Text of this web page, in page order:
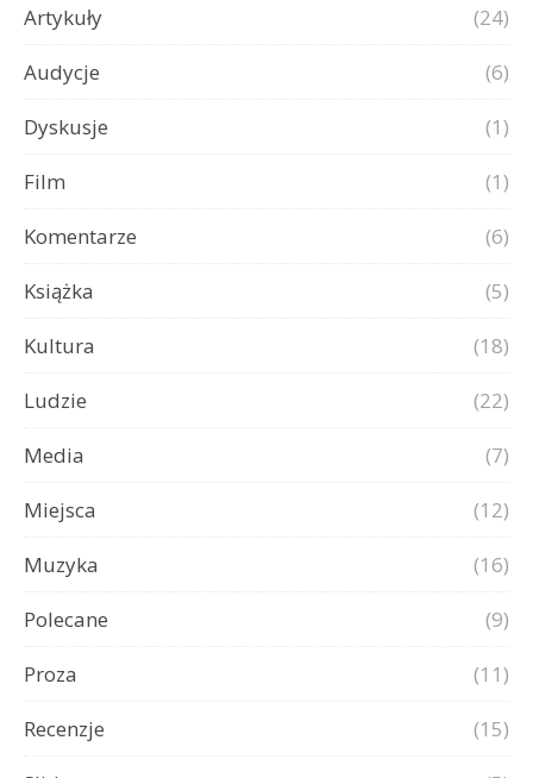
Artykuły
(24)
Audycje
(6)
Dyskusje
(1)
Film
(1)
Komentarze
(6)
Książka
(5)
Kultura
(18)
Ludzie
(22)
Media
(7)
Miejsca
(12)
Muzyka
(16)
Polecane
(9)
Proza
(11)
Recenzje
(15)